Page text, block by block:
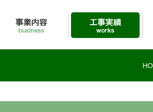
工事実績 採用情報